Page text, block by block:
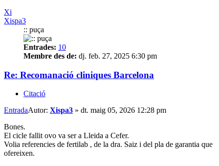
Xi
Xispa3
:: puça
Entrades: 10
Membre des de: dj. feb. 27, 2025 6:30 pm
Re: Recomanació cliniques Barcelona
Citació
EntradaAutor: Xispa3 » dt. maig 05, 2026 12:28 pm
Bones.
El cicle fallit ovo va ser a Lleida a Cefer.
Volia referencies de fertilab , de la dra. Saiz i del pla de garantia que
ofereixen.